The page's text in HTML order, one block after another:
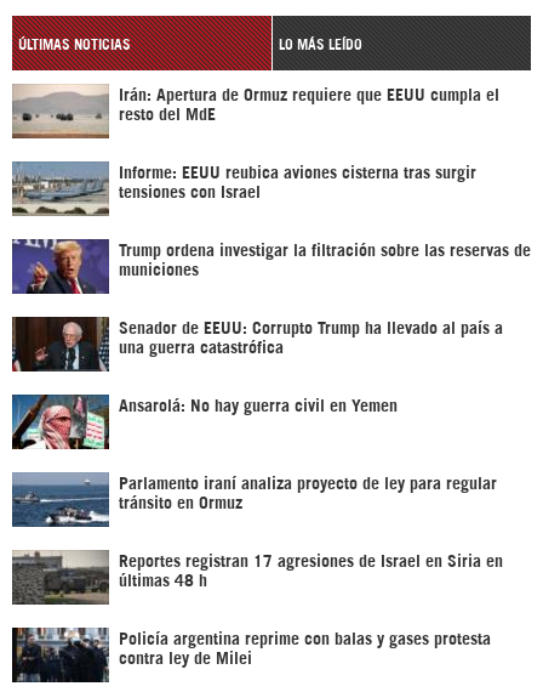
ÚLTIMAS NOTICIAS LO MÁS LEÍDO
Irán: Apertura de Ormuz requiere que EEUU cumpla el
resto del MdE
Informe: EEUU reubica aviones cisterna tras surgir
tensiones con Israel
Trump ordena investigar la filtración sobre las reservas de
municiones
Senador de EEUU: Corrupto Trump ha llevado al país a
una guerra catastrófica
Ansarolá: No hay guerra civil en Yemen
Parlamento iraní analiza proyecto de ley para regular
tránsito en Ormuz
Reportes registran 17 agresiones de Israel en Siria en
últimas 48 h
Policía argentina reprime con balas y gases protesta
contra ley de Milei